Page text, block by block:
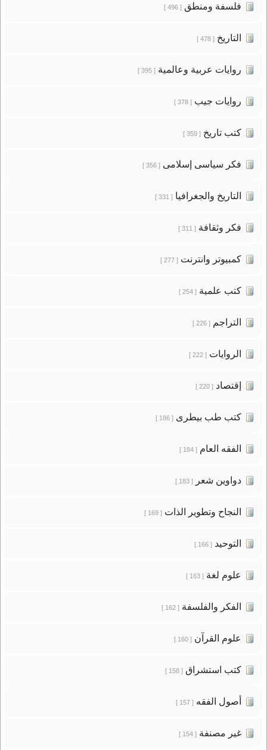
فلسفة ومنطق[ 496 ]
التاريخ[ 478 ]
روايات عربية وعالمية[ 395 ]
روايات جيب[ 378 ]
كتب تاريخ[ 359 ]
فكر سياسى إسلامى[ 356 ]
التاريخ والجغرافيا[ 331 ]
فكر وثقافة[ 311 ]
كمبيوتر وانترنت[ 277 ]
كتب علمية[ 254 ]
التراجم[ 226 ]
الروايات[ 222 ]
إقتصاد[ 220 ]
كتب طب بيطرى[ 186 ]
الفقه العام[ 184 ]
دواوين شعر[ 183 ]
النجاح وتطوير الذات[ 169 ]
التوحيد[ 166 ]
علوم لغة[ 163 ]
الفكر والفلسفة[ 162 ]
علوم القرآن[ 160 ]
كتب استشراق[ 158 ]
أصول الفقه[ 157 ]
غير مصنفة[ 154 ]